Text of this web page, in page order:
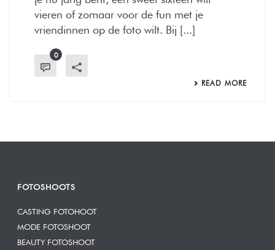
vieren of zomaar voor de fun met je
vriendinnen op de foto wilt. Bij [...]
0
READ MORE
FOTOSHOOTS
CASTING FOTOHOOT
MODE FOTOSHOOT
BEAUTY FOTOSHOOT